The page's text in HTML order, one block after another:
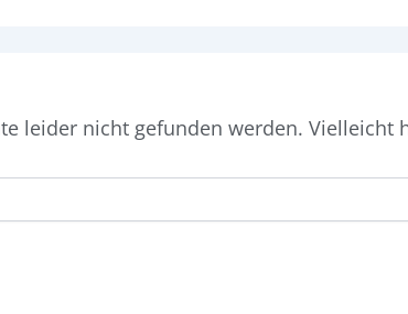
leider nicht gefunden werden. Vielleicht